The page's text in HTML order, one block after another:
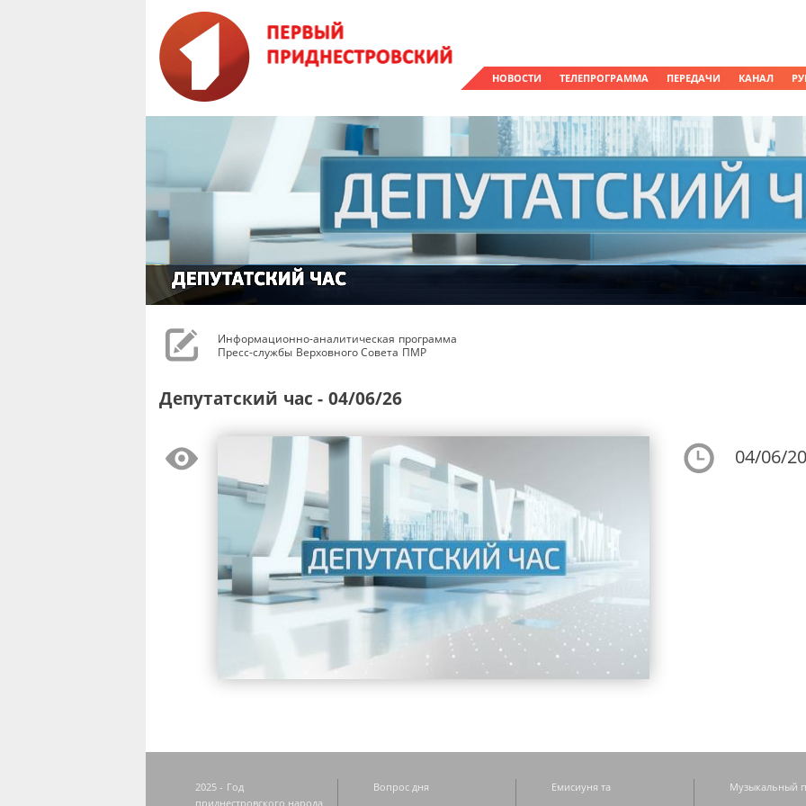
НОВОСТИ ТЕЛЕПРОГРАММА ПЕРЕДАЧИ КАНАЛ
Информационно-аналитическая программа
Пресс-службы Верховного Совета ПМР
Депутатский час - 04/06/26
04/06/
2025 - Год
приднестровского народа
Вопрос дня Емисиуня та Музыкальный